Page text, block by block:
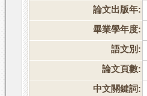
論文出版年:
畢業學年度:
語文別:
論文頁數:
中文關鍵詞: